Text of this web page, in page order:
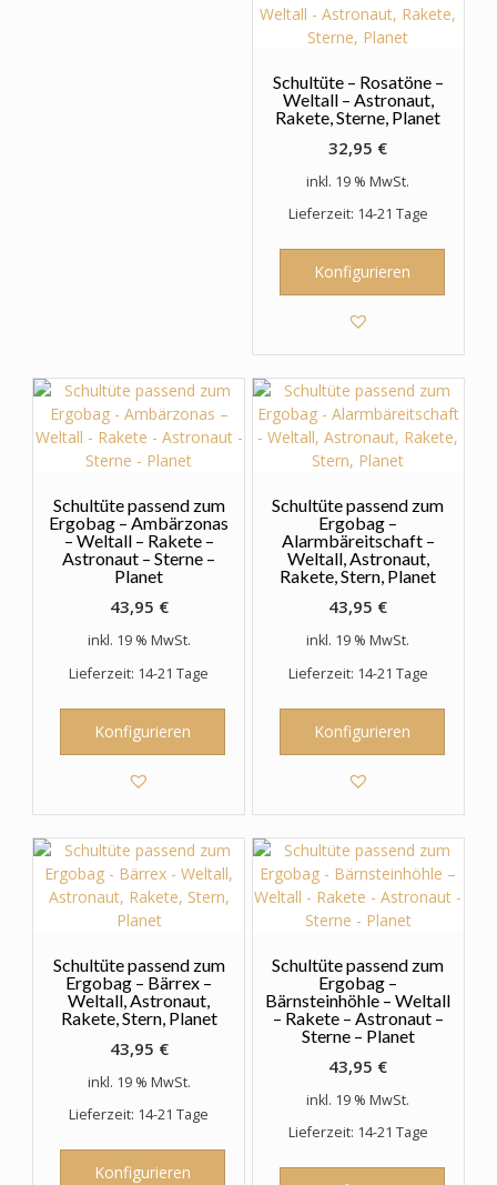
Schultüte – Rosatöne –
Weltall – Astronaut,
Rakete, Sterne, Planet
32,95 €
inkl. 19 % MwSt.
Lieferzeit: 14-21 Tage
Konfigurieren
Schultüte passend zum
Ergobag –
Alarmbäreitschaft –
Weltall, Astronaut,
Rakete, Stern, Planet
43,95 €
inkl. 19 % MwSt.
Lieferzeit: 14-21 Tage
Konfigurieren
Schultüte passend zum
Ergobag – Ambärzonas
– Weltall – Rakete –
Astronaut – Sterne –
Planet
43,95 €
inkl. 19 % MwSt.
Lieferzeit: 14-21 Tage
Konfigurieren
Schultüte passend zum
Ergobag –
Bärnsteinhöhle – Weltall
– Rakete – Astronaut –
Sterne – Planet
43,95 €
inkl. 19 % MwSt.
Lieferzeit: 14-21 Tage
Schultüte passend zum
Ergobag – Bärrex –
Weltall, Astronaut,
Rakete, Stern, Planet
43,95 €
inkl. 19 % MwSt.
Lieferzeit: 14-21 Tage
Konfigurieren